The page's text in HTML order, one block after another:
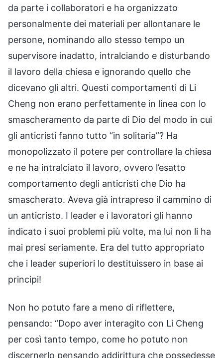
da parte i collaboratori e ha organizzato
personalmente dei materiali per allontanare le
persone, nominando allo stesso tempo un
supervisore inadatto, intralciando e disturbando
il lavoro della chiesa e ignorando quello che
dicevano gli altri. Questi comportamenti di Li
Cheng non erano perfettamente in linea con lo
smascheramento da parte di Dio del modo in cui
gli anticristi fanno tutto “in solitaria”? Ha
monopolizzato il potere per controllare la chiesa
e ne ha intralciato il lavoro, ovvero l’esatto
comportamento degli anticristi che Dio ha
smascherato. Aveva già intrapreso il cammino di
un anticristo. I leader e i lavoratori gli hanno
indicato i suoi problemi più volte, ma lui non li ha
mai presi seriamente. Era del tutto appropriato
che i leader superiori lo destituissero in base ai
principi!
Non ho potuto fare a meno di riflettere,
pensando: “Dopo aver interagito con Li Cheng
per così tanto tempo, come ho potuto non
discernerlo pensando addirittura che possedesse